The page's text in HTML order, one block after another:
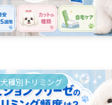
犬種別トリミング